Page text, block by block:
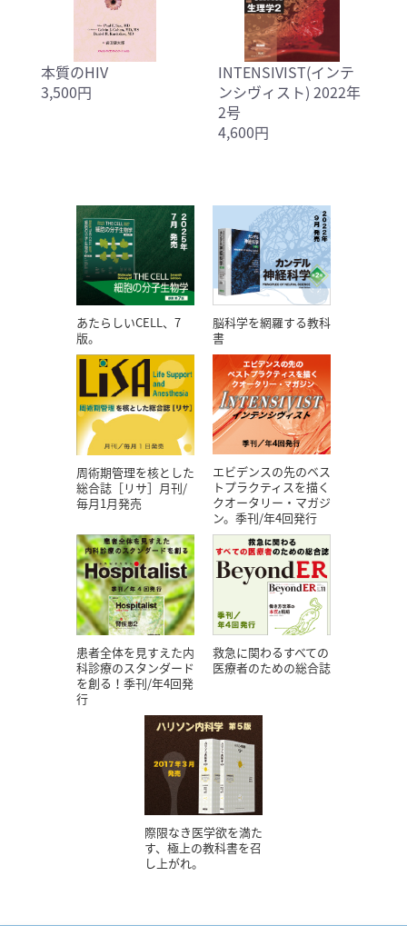
本質のHIV
3,500円
INTENSIVIST(インテ
ンシヴィスト) 2022年
2号
4,600円
あたらしいCELL、7
版。
脳科学を網羅する教科
書
周術期管理を核とした
総合誌［リサ］月刊/
毎月1月発売
エビデンスの先のベス
トプラクティスを描く
クオータリー・マガジ
ン。季刊/年4回発行
患者全体を見すえた内
科診療のスタンダード
を創る！季刊/年4回発
行
救急に関わるすべての
医療者のための総合誌
際限なき医学欲を満た
す、極上の教科書を召
し上がれ。